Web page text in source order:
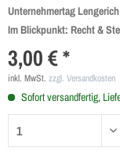
Unternehmertag Lengerich
Im Blickpunkt: Recht &
3,00 € *
inkl. MwSt. zzgl. Versandkosten
Sofort versandfertig,